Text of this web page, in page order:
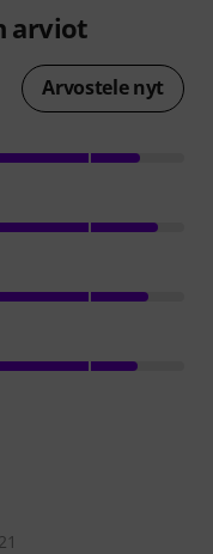
arviot
Arvostele nyt